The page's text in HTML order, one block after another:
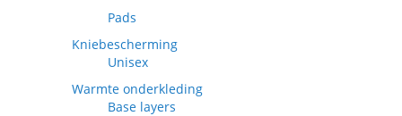
Pads
Kniebescherming
Unisex
Warmte onderkleding
Base layers